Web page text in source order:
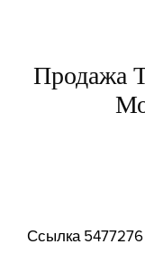
Продажа
Ссылка5477276